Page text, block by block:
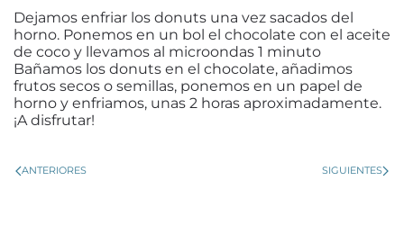
Dejamos enfriar los donuts una vez sacados del
horno. Ponemos en un bol el chocolate con el aceite
de coco y llevamos al microondas 1 minuto
Bañamos los donuts en el chocolate, añadimos
frutos secos o semillas, ponemos en un papel de
horno y enfriamos, unas 2 horas aproximadamente.
¡A disfrutar!
ANTERIORES SIGUIENTES